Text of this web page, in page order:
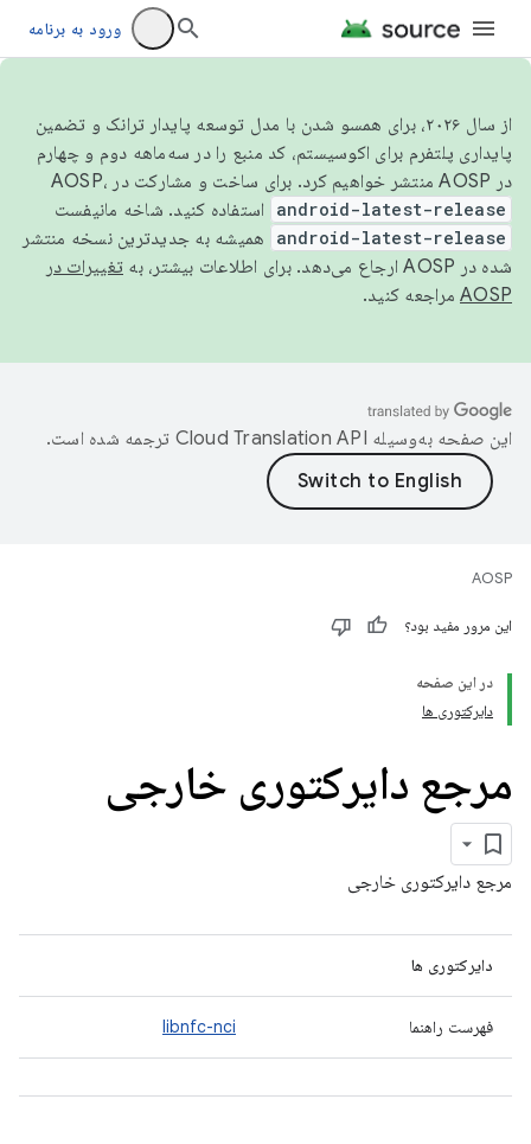
ورود به برنامه
از سال ۲۰۲۶، برای همسو شدن با مدل توسعه پایدار ترانک و تضمین
پایداری پلتفرم برای اکوسیستم، کد منبع را در سه‌ماهه دوم و چهارم
در AOSP منتشر خواهیم کرد. برای ساخت و مشارکت در AOSP،
android-latest-release استفاده کنید. شاخه مانیفست
android-latest-release
همیشه به جدیدترین نسخه منتشر
شده در AOSP ارجاع می‌دهد. برای اطلاعات بیشتر، به
تغییرات در
AOSP مراجعه کنید.
این صفحه به‌وسیله ترجمه شده است.
AOSP
این مرور مفید بود؟
در این صفحه
دایرکتوری ها
مرجع دایرکتوری خارجی
مرجع دایرکتوری خارجی
دایرکتوری ها
فهرست راهنما libnfc-nci